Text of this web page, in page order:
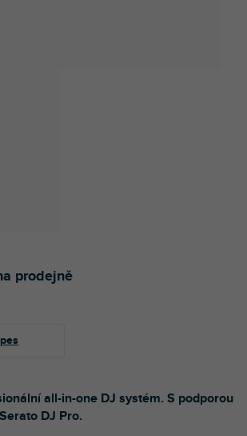
prodejně
all-in-one DJ systém. S podporou
DJ Pro.